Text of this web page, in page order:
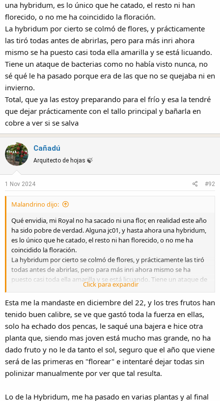
View attachment 34946
Las Connie Mayer, que dicen que es conveniente anotar la fecha de
polinización y dejar pasar unos 60 días, como que no, yo a los 50
días cogí las dos porque las noté muy blandas y resultaron mas que
pasadas, ahora tiene algunos botones, si terminan cuajando me
guiaré por la intuición para cogerlas.
una hybridum, es lo único que he catado, el resto ni han
florecido, o no me ha coincidido la floración.
La hybridum por cierto se colmó de flores, y prácticamente
las tiró todas antes de abrirlas, pero para más inri ahora
mismo se ha puesto casi toda ella amarilla y se está licuando.
Tiene un ataque de bacterias como no había visto nunca, no
sé qué le ha pasado porque era de las que no se quejaba ni en
invierno.
Total, que ya las estoy preparando para el frío y esa la tendré
que dejar prácticamente con el tallo principal y bañarla en
cobre a ver si se salva
Cañadú
Arquitecto de hojas 🍃
1 Nov 2024 #92
Malandrino dijo:
Qué envidia, mi Royal no ha sacado ni una flor, en realidad este año
ha sido pobre de verdad. Alguna jc01, y hasta ahora una hybridum,
es lo único que he catado, el resto ni han florecido, o no me ha
coincidido la floración.
La hybridum por cierto se colmó de flores, y prácticamente las tiró
todas antes de abrirlas, pero para más inri ahora mismo se ha
puesto casi toda ella amarilla y se está licuando. Tiene un ataque de
bacterias como no había visto nunca, no sé qué le ha pasado
porque era de las que no se quejaba ni en invierno.
Total, que ya las estoy preparando para el frío y esa la tendré que
dejar prácticamente con el tallo principal y bañarla en cobre a ver si
se salva
Click para expandir
Esta me la mandaste en diciembre del 22, y los tres frutos han
tenido buen calibre, se ve que gastó toda la fuerza en ellas,
solo ha echado dos pencas, le saqué una bajera e hice otra
planta que, siendo mas joven está mucho mas grande, no ha
dado fruto y no le da tanto el sol, seguro que el año que viene
será de las primeras en "florear" e intentaré dejar todas sin
polinizar manualmente por ver que tal resulta.
Lo de la Hybridum, me ha pasado en varias plantas y al final